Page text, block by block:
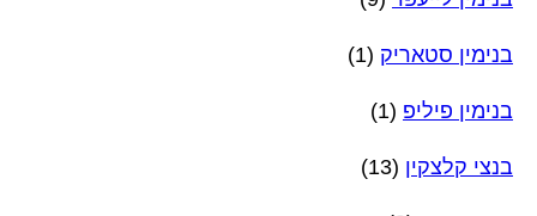
בנימין סטאריק (1)
בנימין פיליפ (1)
בנצי קלצקין (13)